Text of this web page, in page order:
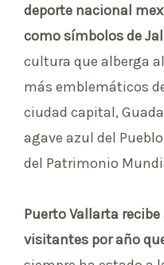
deporte nacional
como símbolos de
cultura que alberga
más emblemáticos
ciudad capital,
agave azul del
del Patrimonio
Puerto Vallarta
visitantes por año